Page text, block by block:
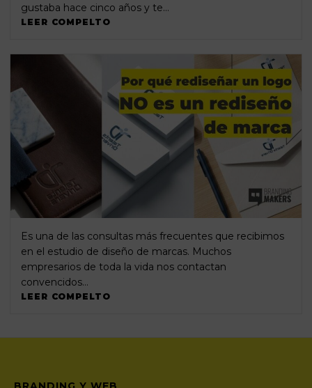
gustaba hace cinco años y te…
LEER COMPELTO
Es una de las consultas más frecuentes que recibimos
en el estudio de diseño de marcas. Muchos
empresarios de toda la vida nos contactan
convencidos…
LEER COMPELTO